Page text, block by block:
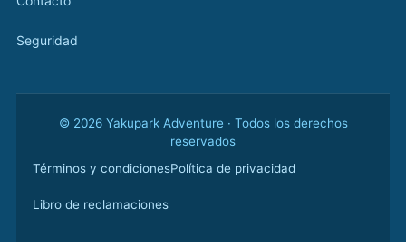
Seguridad
© 2026 Yakupark Adventure · Todos los derechos
reservados
Términos y condicionesPolítica de privacidad
Libro de reclamaciones